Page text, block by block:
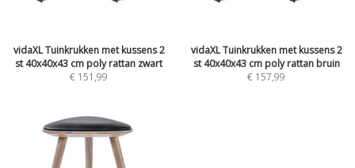
vidaXL Tuinkrukken met kussens 2
st 40x40x43 cm poly rattan zwart
€ 151,99
vidaXL Tuinkrukken met kussens 2
st 40x40x43 cm poly rattan bruin
€ 157,99